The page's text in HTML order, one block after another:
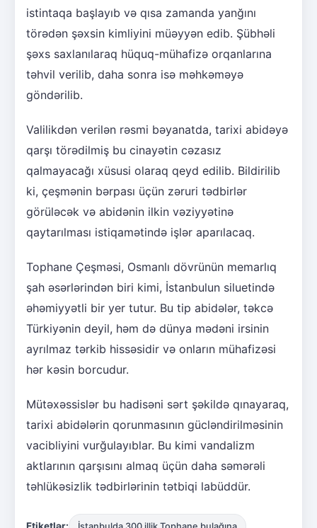
istintaqa başlayıb və qısa zamanda yanğını
törədən şəxsin kimliyini müəyyən edib. Şübhəli
şəxs saxlanılaraq hüquq-mühafizə orqanlarına
təhvil verilib, daha sonra isə məhkəməyə
göndərilib.
Valilikdən verilən rəsmi bəyanatda, tarixi abidəyə
qarşı törədilmiş bu cinayətin cəzasız
qalmayacağı xüsusi olaraq qeyd edilib. Bildirilib
ki, çeşmənin bərpası üçün zəruri tədbirlər
görüləcək və abidənin ilkin vəziyyətinə
qaytarılması istiqamətində işlər aparılacaq.
Tophane Çeşməsi, Osmanlı dövrünün memarlıq
şah əsərlərindən biri kimi, İstanbulun siluetində
əhəmiyyətli bir yer tutur. Bu tip abidələr, təkcə
Türkiyənin deyil, həm də dünya mədəni irsinin
ayrılmaz tərkib hissəsidir və onların mühafizəsi
hər kəsin borcudur.
Mütəxəssislər bu hadisəni sərt şəkildə qınayaraq,
tarixi abidələrin qorunmasının gücləndirilməsinin
vacibliyini vurğulayıblar. Bu kimi vandalizm
aktlarının qarşısını almaq üçün daha səmərəli
təhlükəsizlik tədbirlərinin tətbiqi labüddür.